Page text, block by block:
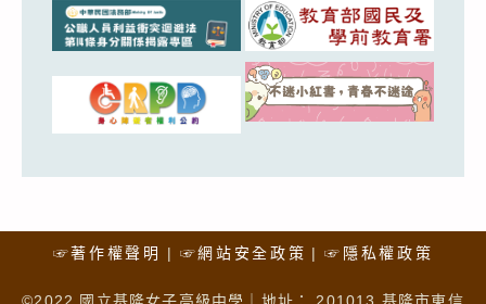
☞著作權聲明 ☞網站安全政策 ☞隱私權政策
©2022 國立基隆女子高級中學｜地址： 201013 基隆市東信